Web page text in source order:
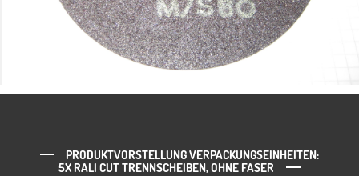
PRODUKTVORSTELLUNG VERPACKUNGSEINHEITEN:
5X RALI CUT TRENNSCHEIBEN, OHNE FASER